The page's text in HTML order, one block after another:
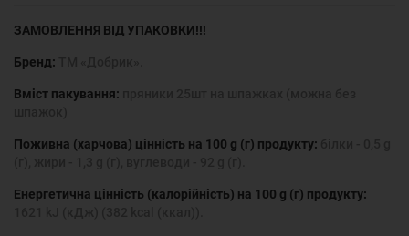
ЗАМОВЛЕННЯ ВІД УПАКОВКИ!!!
Бренд:
Вміст пакування:
Поживна (харчова) цінність на 100 g (г) продукту:
Енергетична цінність (калорійність) на 100 g (г) продукту: